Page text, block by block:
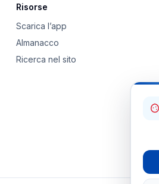
Risorse
Scarica l’app
Almanacco
Ricerca nel sito